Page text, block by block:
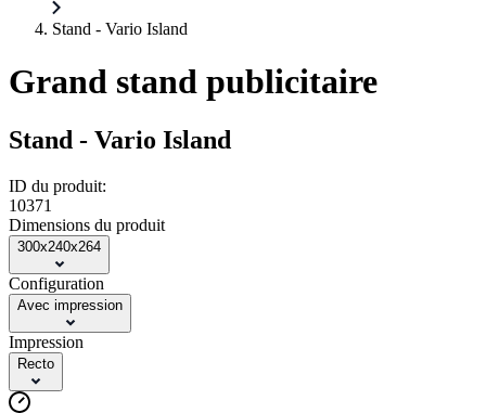
Stand - Vario Island
Grand stand publicitaire
Stand - Vario Island
ID du produit:
10371
Dimensions du produit
300x240x264
Configuration
Avec impression
Impression
Recto